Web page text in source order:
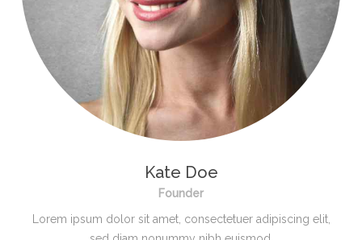
Kate Doe
Founder
Lorem ipsum dolor sit amet, consectetuer adipiscing elit,